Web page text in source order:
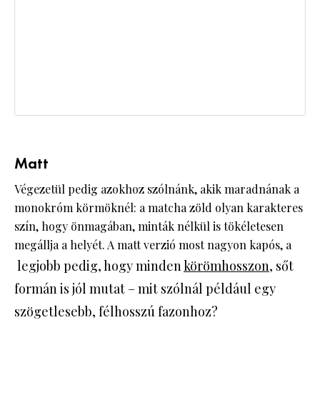
Matt
Végezetül pedig azokhoz szólnánk, akik maradnának a
monokróm körmöknél: a matcha zöld olyan karakteres
szín, hogy önmagában, minták nélkül is tökéletesen
megállja a helyét. A matt verzió most nagyon kapós, a
legjobb pedig, hogy mindenkörömhosszon, sőt
formán is jól mutat – mit szólnál például egy
szögetlesebb, félhosszú fazonhoz?